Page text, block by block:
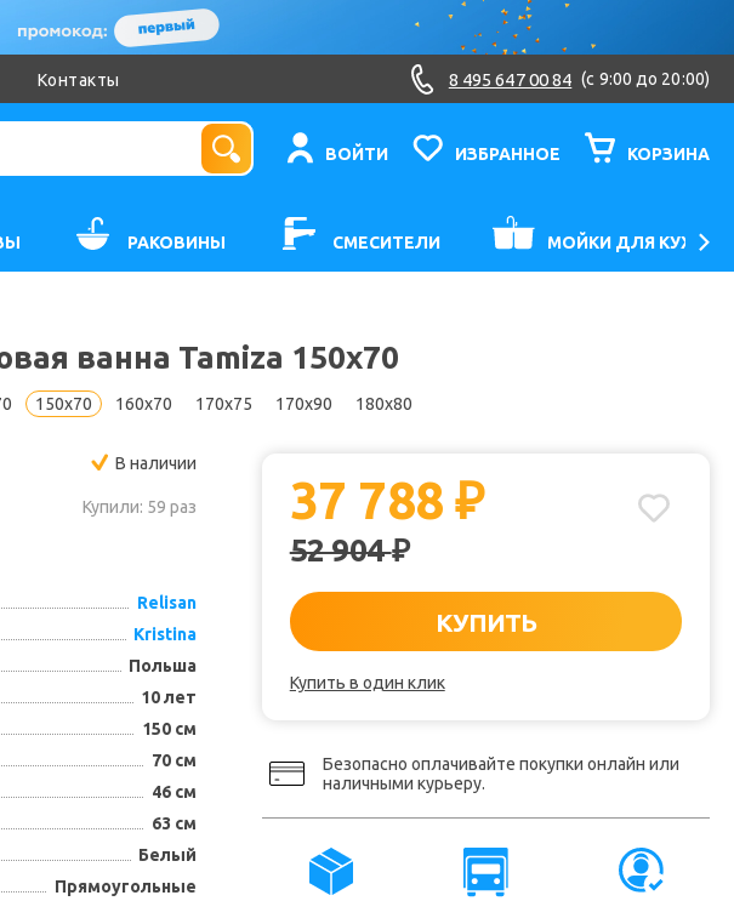
Контакты 8 495 647 00 84 (c 9:00 до 20:00)
ВОЙТИ ИЗБРАННОЕ КОРЗИНА
РАКОВИНЫ СМЕСИТЕЛИ МОЙКИ ДЛЯ КУХНИ
ванна Tamiza 150x70
150x70 160x70 170x75 170x90 180x80
В наличии
Купили: 59 раз
Relisan
Kristina
Польша
10 лет
150 см
70 см
46 см
63 см
Белый
Прямоугольные
37 788₽
52 904₽
КУПИТЬ
Купить в один клик
Безопасно оплачивайте покупки онлайн или
наличными курьеру.